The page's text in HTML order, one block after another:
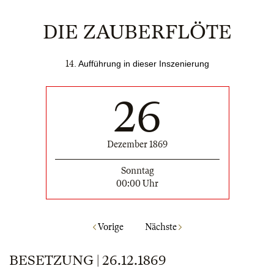
DIE ZAUBERFLÖTE
14. Aufführung in dieser Inszenierung
26
Dezember 1869
Sonntag
00:00 Uhr
Vorige Nächste
BESETZUNG | 26.12.1869